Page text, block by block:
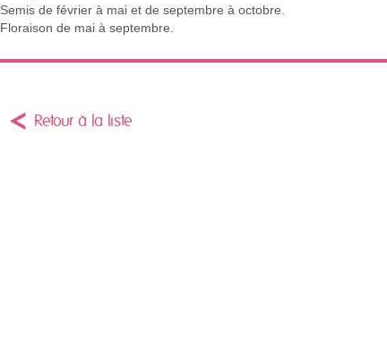
Semis de février à mai et de septembre à octobre.
Floraison de mai à septembre.
Retour à la liste